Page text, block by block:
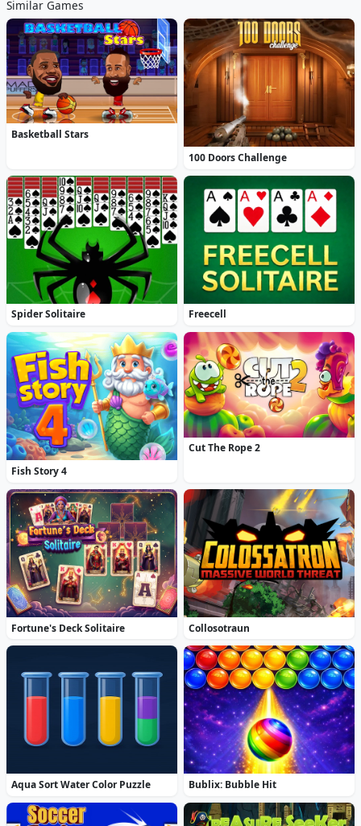
Similar Games
Basketball Stars
100 Doors Challenge
Spider Solitaire Freecell
Fish Story 4
Cut The Rope 2
Fortune's Deck Solitaire Collosotraun
Aqua Sort Water Color Puzzle Bublix: Bubble Hit